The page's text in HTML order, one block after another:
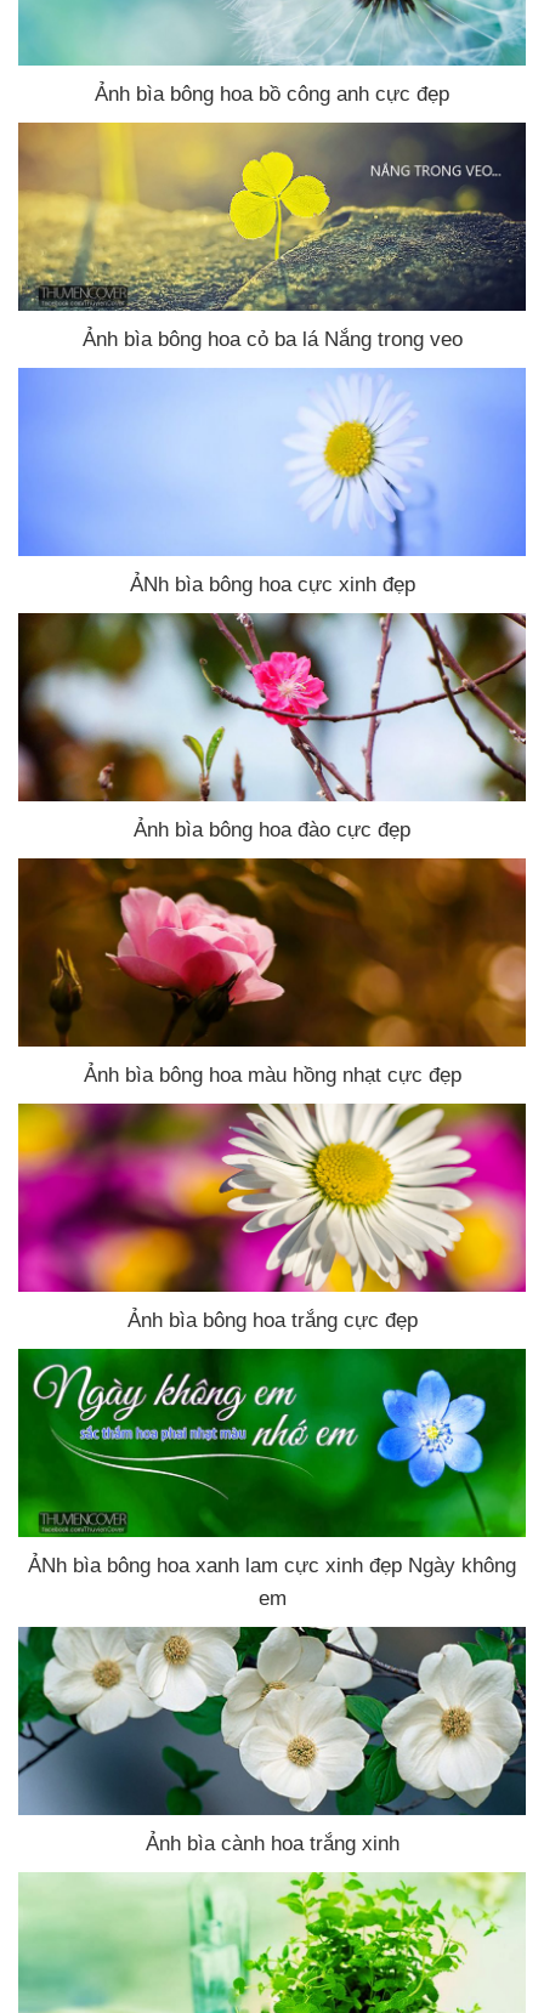
Ảnh bìa bông hoa bồ công anh cực đẹp
Ảnh bìa bông hoa cỏ ba lá Nắng trong veo
ẢNh bìa bông hoa cực xinh đẹp
Ảnh bìa bông hoa đào cực đẹp
Ảnh bìa bông hoa màu hồng nhạt cực đẹp
Ảnh bìa bông hoa trắng cực đẹp
ẢNh bìa bông hoa xanh lam cực xinh đẹp Ngày không
em
Ảnh bìa cành hoa trắng xinh